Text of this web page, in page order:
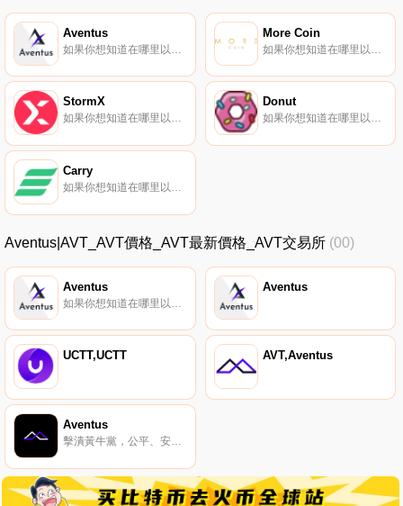
Aventus More Coin
StormX
如果你想知道在哪里以當前價格購買StormX,目前交易{StormX]股票的頂級加密貨幣交易所是Binance、Bitrue、BySTMXt、Bitget和Hotcoin Global。您可以在我們的加密貨幣交易所頁面上找到其他列表.
Donut
如果你想知道在哪里以當前價格購買Donut,目前交易{Donut]股票的頂級加密貨幣交易所是Honeyswap。您可以在我們的加密貨幣交易所頁面上找到其他列表。什么是Donut（DONUT）？Donut是一個ERC-20代幣,代表/r/ethtrader子reddit的社區點.
Carry
如果你想知道在哪里以當前價格購買Carry,目前交易{Carry]股票的頂級加密貨幣交易所是BTCEX、Gate.io、HuoCRE、UpCREt和Indodax。您可以在我們的加密貨幣交易所頁面上找到其他列表。Carry（CRE）是一種加密貨幣,在以太坊平臺上運行.
Aventus|AVT_AVT價格_AVT最新價格_AVT交易所 (00)
Aventus Aventus
UCTT,UCTT AVT,Aventus
Aventus
擊潰黃牛黨，公平、安全和透明的活動票務解決方案。